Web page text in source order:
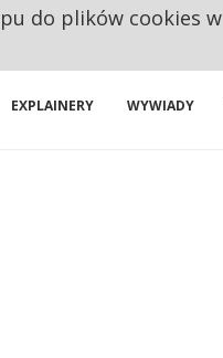
EXPLAINERY WYWIADY
do plików cookies w